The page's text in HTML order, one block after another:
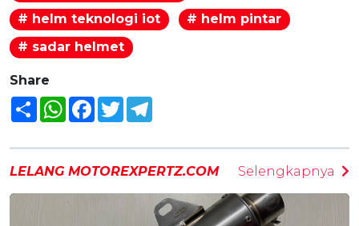
# helm teknologi iot
# helm pintar
# sadar helmet
Share
Share WhatsAppFacebook
Twitter
LELANG MOTOREXPERTZ.COM Selengkapnya